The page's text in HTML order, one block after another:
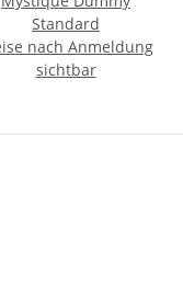
Standard
nach Anmeldung
sichtbar